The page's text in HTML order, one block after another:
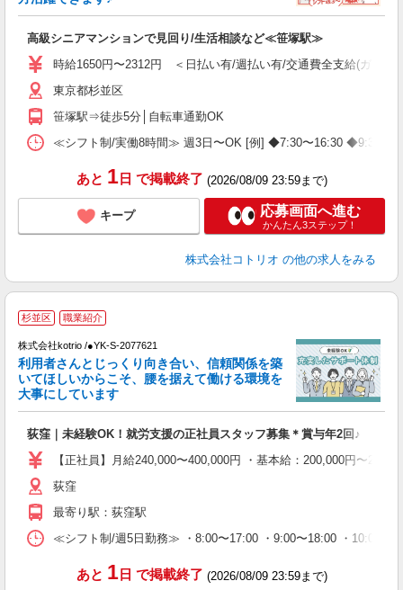
高級シニアマンションで見回り/生活相談など≪笹塚駅≫
時給1650円〜2312円 ＜日払い有/週払い有/交通費全支給(ガソリ
東京都杉並区
笹塚駅⇒徒歩5分│自転車通勤OK
≪シフト制/実働8時間≫ 週3日〜OK [例] ◆7:30〜16:30 ◆9:30〜
あと 1日 で掲載終了 (2026/08/09 23:59まで)
キープ 応募画面へ進む
かんたん3ステップ！
株式会社コトリオ の他の求人をみる
杉並区 職業紹介
株式会社kotrio /●YK-S-2077621
利用者さんとじっくり向き合い、信頼関係を築
いてほしいからこそ、腰を据えて働ける環境を
大事にしています
荻窪｜未経験OK！就労支援の正社員スタッフ募集＊賞与年2回♪
【正社員】月給240,000〜400,000円 ・基本給：200,000円〜
荻窪
最寄り駅：荻窪駅
≪シフト制/週5日勤務≫ ・8:00〜17:00 ・9:00〜18:00 ・10:00
あと 1日 で掲載終了 (2026/08/09 23:59まで)